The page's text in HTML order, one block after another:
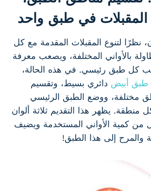
في طبق واحد
نظرًا لتنوع المقبلات المقدمة مع كل
بالأواني المختلفة، ويصعب معرفة
كل طبق رئيسي. في هذه الحالة،
طبق أبيض دائري بسيط، وتقسيم
مختلفة، ووضع الطبق الرئيسي
منطقة. يظهر هذا التقديم ثلاثة ألوان
من كمية الأواني المستخدمة ويضيف
والمرح إلى هذا الطبق!